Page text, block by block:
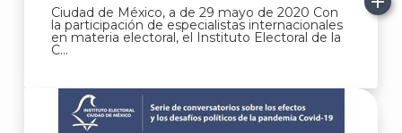
Ciudad de México, a de 29 mayo de 2020 Con
la participación de especialistas internacionales
en materia electoral, el Instituto Electoral de la
C...